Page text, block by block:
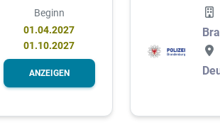
Beginn
01.04.2027
01.10.2027
ANZEIGEN